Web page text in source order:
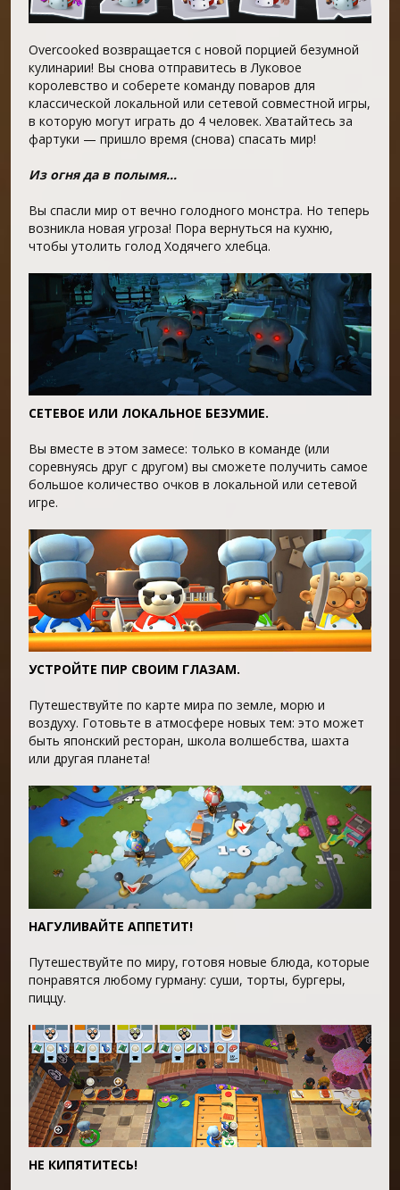
Overcooked возвращается с новой порцией безумной
кулинарии! Вы снова отправитесь в Луковое
королевство и соберете команду поваров для
классической локальной или сетевой совместной игры,
в которую могут играть до 4 человек. Хватайтесь за
фартуки — пришло время (снова) спасать мир!
Из огня да в полымя...
Вы спасли мир от вечно голодного монстра. Но теперь
возникла новая угроза! Пора вернуться на кухню,
чтобы утолить голод Ходячего хлебца.
СЕТЕВОЕ ИЛИ ЛОКАЛЬНОЕ БЕЗУМИЕ.
Вы вместе в этом замесе: только в команде (или
соревнуясь друг с другом) вы сможете получить самое
большое количество очков в локальной или сетевой
игре.
УСТРОЙТЕ ПИР СВОИМ ГЛАЗАМ.
Путешествуйте по карте мира по земле, морю и
воздуху. Готовьте в атмосфере новых тем: это может
быть японский ресторан, школа волшебства, шахта
или другая планета!
НАГУЛИВАЙТЕ АППЕТИТ!
Путешествуйте по миру, готовя новые блюда, которые
понравятся любому гурману: суши, торты, бургеры,
пиццу.
НЕ КИПЯТИТЕСЬ!